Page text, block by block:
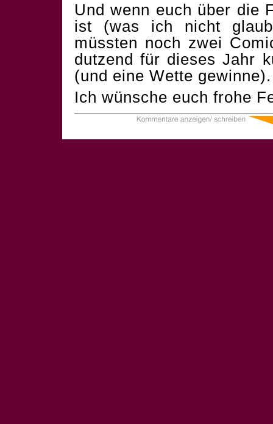
Und wenn euch über die
ist (was ich nicht
müssten noch zwei
dutzend für dieses Jahr
(und eine Wette
Ich wünsche euch frohe